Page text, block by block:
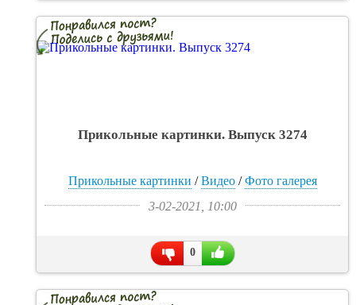
Прикольные картинки. Выпуск 3274
Прикольные картинки /Видео/Фото галерея
3-02-2021, 10:00
0